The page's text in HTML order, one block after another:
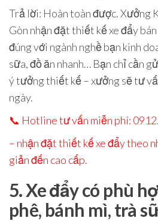
Trả lời: Hoàn toàn được. Xưởng
Gòn nhận đặt thiết kế xe đẩy
đúng với ngành nghề bạn kinh
sữa, đồ ăn nhanh… Bạn chỉ cần
ý tưởng thiết kế – xưởng sẽ tư
ngày.
📞 Hotline tư vấn miễn phí:
– nhận đặt thiết kế xe đẩy theo
giản đến cao cấp.
5. Xe đẩy có phù
phê, bánh mì, trà